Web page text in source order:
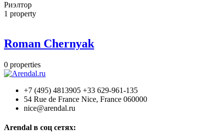
Риэлтор
1 property
Roman Chernyak
0 properties
+7 (495) 4813905 +33 629-961-135
54 Rue de France Nice, France 060000
nice@arendal.ru
Arendal в соц сетях: